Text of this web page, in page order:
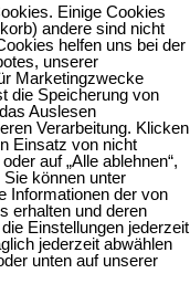
Pflege:
{pflegen-
begleiten}
Einige Cookies
andere sind nicht
helfen uns bei der
unserer
Marketingzwecke
die Speicherung von
Auslesen
Verarbeitung. Klicken
Einsatz von nicht
auf „Alle ablehnen“,
können unter
Informationen der von
erhalten und deren
Einstellungen jederzeit
jederzeit abwählen
unten auf unserer